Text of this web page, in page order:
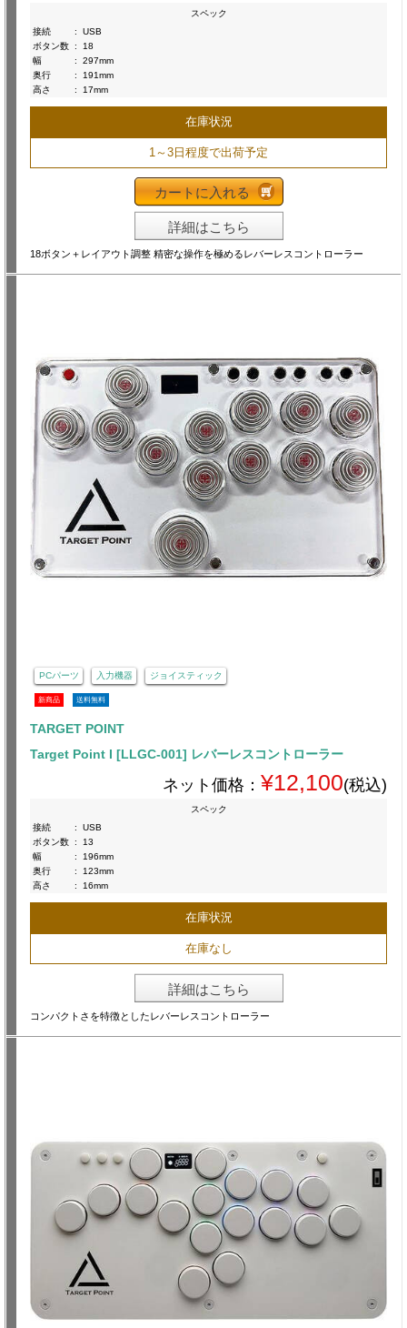
スペック
接続
:
USB
ボタン数 :
18
幅
:
297mm
奥行
:
191mm
高さ
: 17mm
在庫状況
1～3日程度で出荷予定
カートに入れる
詳細はこちら
18ボタン＋レイアウト調整 精密な操作を極めるレバーレスコントローラー
PCパーツ 入力機器 ジョイスティック
新商品 送料無料
TARGET POINT
Target Point I [LLGC-001] レバーレスコントローラー
ネット価格： ¥12,100(税込)
スペック
接続
:
USB
ボタン数 :
13
幅
:
196mm
奥行
:
123mm
高さ
: 16mm
在庫状況
在庫なし
詳細はこちら
コンパクトさを特徴としたレバーレスコントローラー